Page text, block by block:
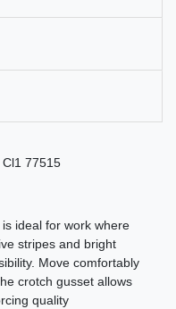
77515
ideal for work where
stripes and bright
Move comfortably
crotch gusset allows
quality